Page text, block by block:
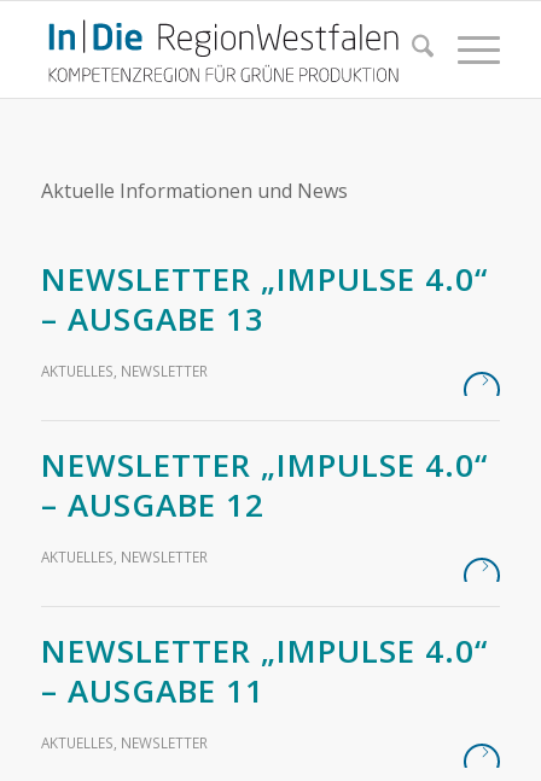
Aktuelle Informationen und News
NEWSLETTER „IMPULSE 4.0“
– AUSGABE 13
AKTUELLES NEWSLETTER
NEWSLETTER „IMPULSE 4.0“
– AUSGABE 12
AKTUELLES NEWSLETTER
NEWSLETTER „IMPULSE 4.0“
– AUSGABE 11
AKTUELLES NEWSLETTER